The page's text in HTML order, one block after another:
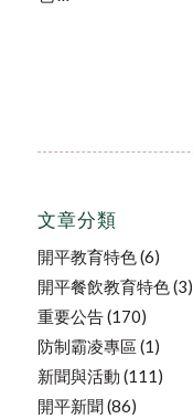
文章分類
開平教育特色(6)
開平餐飲教育特色(3)
重要公告(170)
防制霸凌專區 (1)
新聞與活動 (111)
開平新聞(86)